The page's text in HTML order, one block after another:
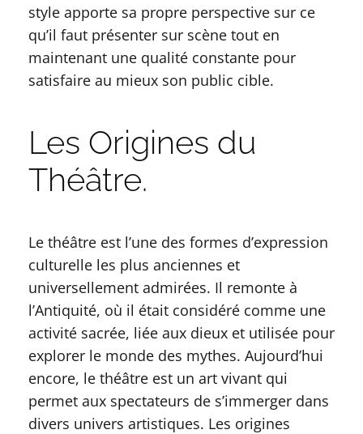
style apporte sa propre perspective sur ce
qu’il faut présenter sur scène tout en
maintenant une qualité constante pour
satisfaire au mieux son public cible.
Les Origines du
Théâtre.
Le théâtre est l’une des formes d’expression
culturelle les plus anciennes et
universellement admirées. Il remonte à
l’Antiquité, où il était considéré comme une
activité sacrée, liée aux dieux et utilisée pour
explorer le monde des mythes. Aujourd’hui
encore, le théâtre est un art vivant qui
permet aux spectateurs de s’immerger dans
divers univers artistiques. Les origines